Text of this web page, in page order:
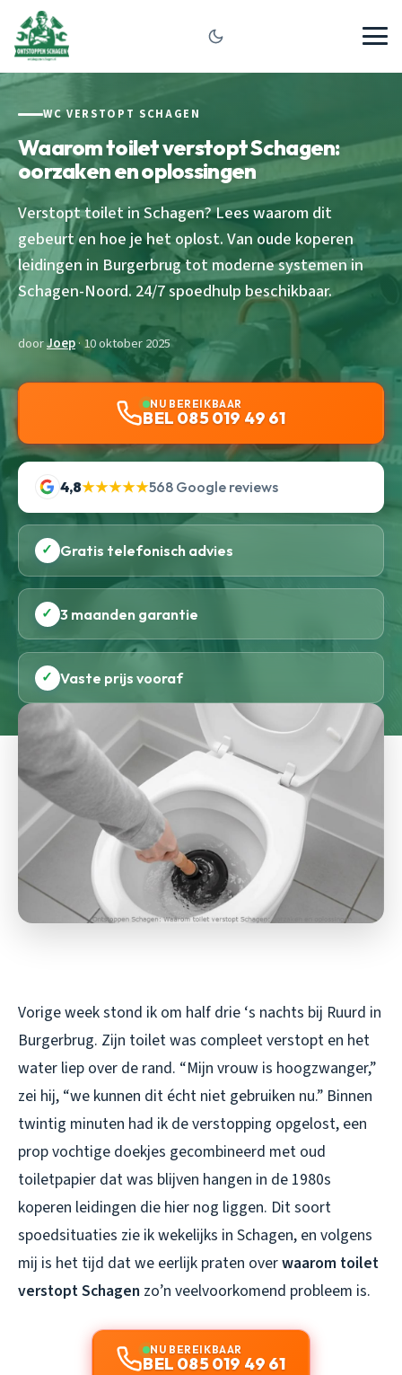
WC VERSTOPT SCHAGEN
Waarom toilet verstopt Schagen:
oorzaken en oplossingen
Verstopt toilet in Schagen? Lees waarom dit
gebeurt en hoe je het oplost. Van oude koperen
leidingen in Burgerbrug tot moderne systemen in
Schagen-Noord. 24/7 spoedhulp beschikbaar.
doorJoep· 10 oktober 2025
NU BEREIKBAAR
BEL 085 019 49 61
4,8★★★★★568 Google reviews
✓ Gratis telefonisch advies
✓ 3 maanden garantie
✓ Vaste prijs vooraf
Vorige week stond ik om half drie ‘s nachts bij Ruurd in
Burgerbrug. Zijn toilet was compleet verstopt en het
water liep over de rand. “Mijn vrouw is hoogzwanger,”
zei hij, “we kunnen dit écht niet gebruiken nu.” Binnen
twintig minuten had ik de verstopping opgelost, een
prop vochtige doekjes gecombineerd met oud
toiletpapier dat was blijven hangen in de 1980s
koperen leidingen die hier nog liggen. Dit soort
spoedsituaties zie ik wekelijks in Schagen, en volgens
mij is het tijd dat we eerlijk praten overwaarom toilet
verstopt Schagen zo’n veelvoorkomend probleem is.
NU BEREIKBAAR
BEL 085 019 49 61